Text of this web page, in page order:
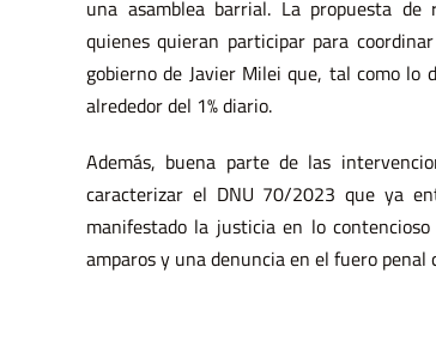
una asamblea barrial. La propuesta
quienes quieran participar para
gobierno de Javier Milei que, tal como
alrededor del 1% diario.
Además, buena parte de las
caracterizar el DNU 70/2023 que ya
manifestado la justicia en lo
amparos y una denuncia en el fuero